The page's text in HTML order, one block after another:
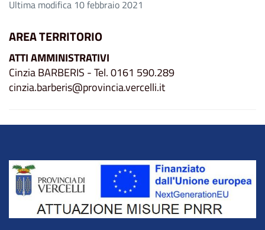
Ultima modifica 10 febbraio 2021
AREA TERRITORIO
ATTI AMMINISTRATIVI
Cinzia BARBERIS - Tel. 0161 590.289
cinzia.barberis@provincia.vercelli.it
Title